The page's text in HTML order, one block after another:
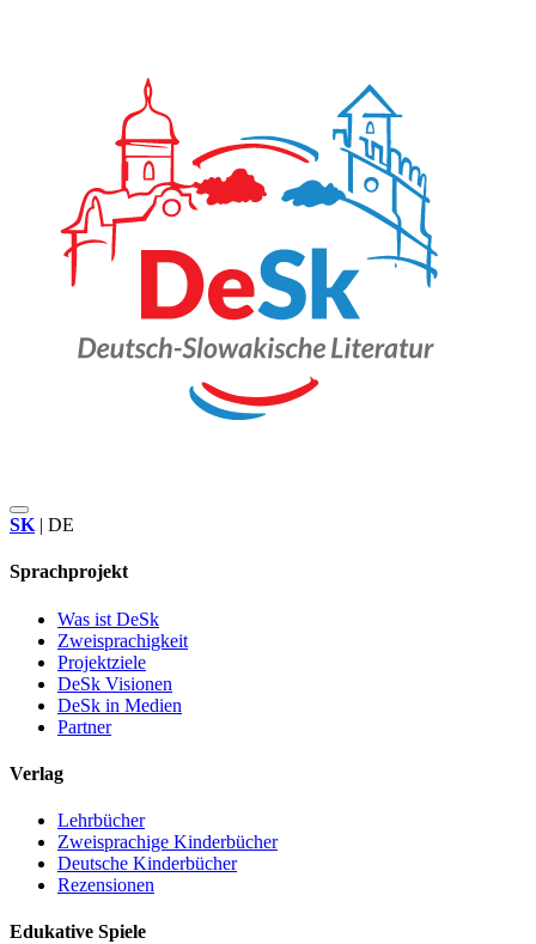
SK| DE
Sprachprojekt
Was ist DeSk
Zweisprachigkeit
Projektziele
DeSk Visionen
DeSk in Medien
Partner
Verlag
Lehrbücher
Zweisprachige Kinderbücher
Deutsche Kinderbücher
Rezensionen
Edukative Spiele